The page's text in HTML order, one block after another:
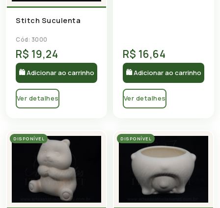
Stitch Suculenta
Cód: 3000
R$ 19,24
🛍 Adicionar ao carrinho
Ver detalhes
R$ 16,64
🛍 Adicionar ao carrinho
Ver detalhes
DISPONÍVEL DISPONÍVEL